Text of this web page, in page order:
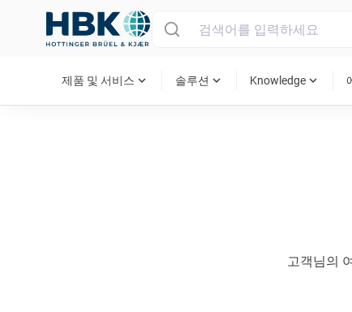
제품 및 서비스 expand_more 솔루션 expand_more Knowledge expand_more
고객님의